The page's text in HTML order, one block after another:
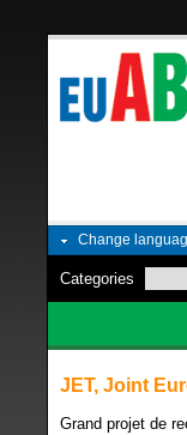
Change
Categories
JET, Joint
Grand projet de